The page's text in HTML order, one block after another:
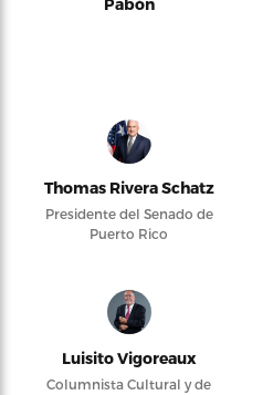
Pabón
Thomas Rivera Schatz
Presidente del Senado de
Puerto Rico
Luisito Vigoreaux
Columnista Cultural y de